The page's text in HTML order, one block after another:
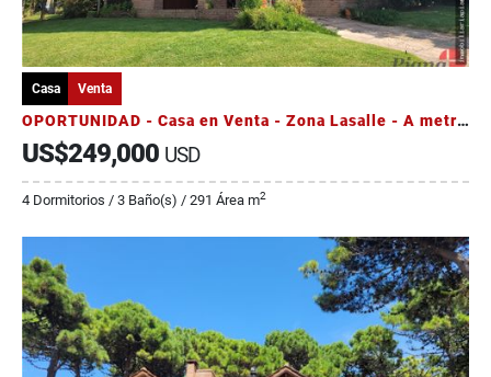
Casa Venta
OPORTUNIDAD - Casa en Venta - Zona Lasalle - A metros del mar
US$249,000 USD
4 Dormitorios / 3 Baño(s) / 291 Área m2